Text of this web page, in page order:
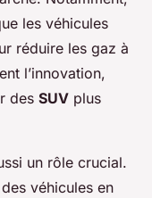
les véhicules
réduire les gaz à
l’innovation,
des SUV plus
un rôle crucial.
véhicules en